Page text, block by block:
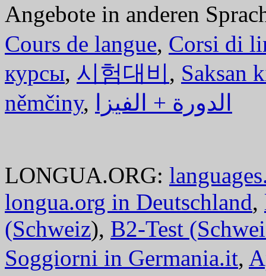
Angebote in anderen
Cours de langue, Corsi di
курсы, 시험대비, Saksan
němčiny, الدورة + الفيزا
LONGUA.ORG:
longua.org in Deutschland,
(Schweiz), B2-Test
Soggiorni in Germania.it,